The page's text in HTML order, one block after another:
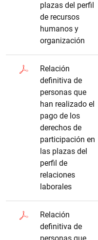
plazas del perfil
de recursos
humanos y
organización
Relación
definitiva de
personas que
han realizado el
pago de los
derechos de
participación en
las plazas del
perfil de
relaciones
laborales
Relación
definitiva de